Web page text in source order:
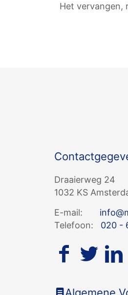
Het vervangen,
Draaierweg 24
1032 KS
E-mail:
Telefoon: 020 -